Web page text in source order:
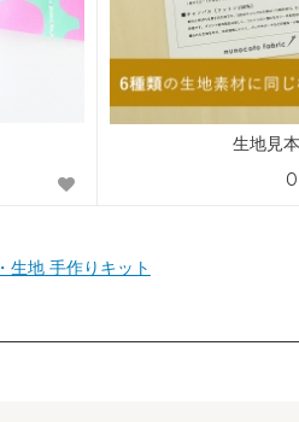
生地見
手作りキット